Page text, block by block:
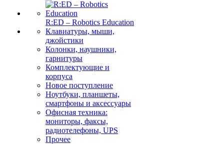
R:ED – Robotics Education
Клавиатуры, мыши,
джойстики
Колонки, наушники,
гарнитуры
Комплектующие и
корпуса
Новое поступление
Ноутбуки, планшеты,
смартфоны и аксессуары
Офисная техника:
мониторы, факсы,
радиотелефоны, UPS
Прочее